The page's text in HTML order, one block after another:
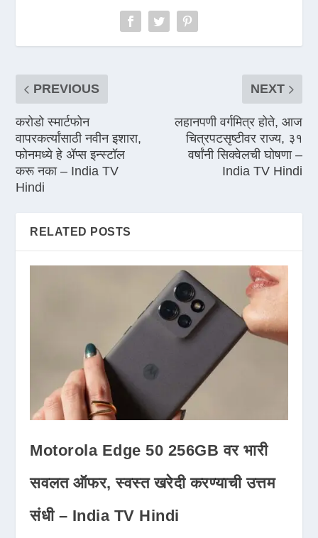
PREVIOUS
करोडो स्मार्टफोन
वापरकर्त्यांसाठी नवीन इशारा,
फोनमध्ये हे ॲप्स इन्स्टॉल
करू नका – India TV
Hindi
NEXT
लहानपणी वर्गमित्र होते, आज
चित्रपटसृष्टीवर राज्य, ३१
वर्षांनी सिक्वेलची घोषणा –
India TV Hindi
RELATED POSTS
Motorola Edge 50 256GB वर भारी
सवलत ऑफर, स्वस्त खरेदी करण्याची उत्तम
संधी – India TV Hindi